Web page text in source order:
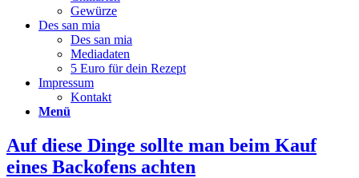
Gewürze
Des san mia
Des san mia
Mediadaten
5 Euro für dein Rezept
Impressum
Kontakt
Menü
Auf diese Dinge sollte man beim Kauf
eines Backofens achten